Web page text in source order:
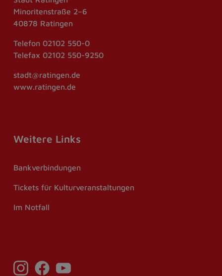
Minoritenstraße 2–6
40878 Ratingen
Telefon 02102 550-0
Telefax 02102 550-9250
stadt@ratingen.de
www.ratingen.de
Weitere Links
Bankverbindungen
Tickets für Kulturveranstaltungen
Im Notfall